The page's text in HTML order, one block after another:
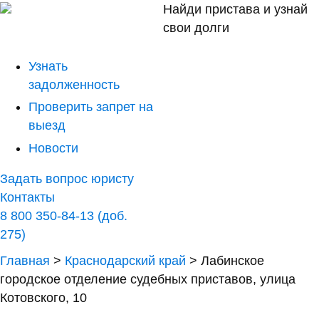
Найди пристава и узнай
свои долги
Узнать
задолженность
Проверить запрет на
выезд
Новости
Задать вопрос юристу
Контакты
8 800 350-84-13 (доб.
275)
Главная > Краснодарский край > Лабинское
городское отделение судебных приставов, улица
Котовского, 10